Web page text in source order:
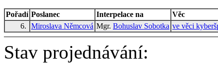
Pořadí Poslanec Interpelace na
Věc
6.
Miroslava Němcová Mgr. Bohuslav Sobotka ve věci
Stav projednávání: